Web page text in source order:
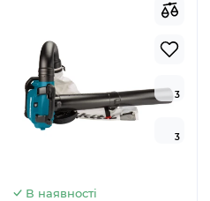
3
3
В наявності